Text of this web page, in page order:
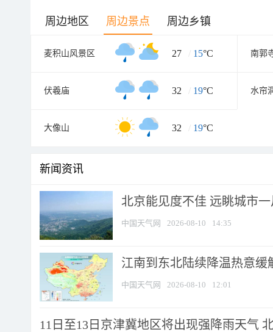
周边地区 周边景点 周边乡镇
麦积山风景区 27 / 15°C 南郭
伏羲庙 32 / 19°C 水帘
大像山 32 / 19°C
新闻资讯
北京能见度不佳 远眺城市
中国天气网 2026-08-10 14:35
江南到东北陆续降温热意缓
中国天气网 2026-08-10 12:01
11日至13日京津冀地区将出现强降雨天气